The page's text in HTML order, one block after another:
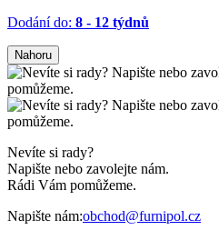
Dodání do: 8 - 12 týdnů
Nahoru
Nevíte si rady?
Napište nebo zavolejte nám.
Rádi Vám pomůžeme.
Napište nám:obchod@furnipol.cz